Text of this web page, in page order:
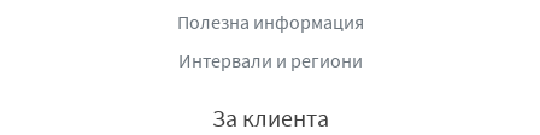
Полезна информация
Интервали и региони
За клиента